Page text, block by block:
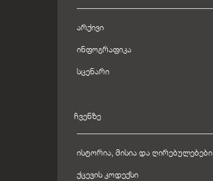
ᲐᲠᲥᲘᲕᲘ
ᲘᲜᲤᲝᲒᲠᲐᲤᲘᲙᲐ
ᲡᲪᲔᲜᲐᲠᲘ
ᲩᲕᲔᲜᲖᲔ
ᲘᲡᲢᲝᲠᲘᲐ, ᲛᲘᲡᲘᲐ ᲓᲐ ᲦᲘᲠᲔᲑᲣᲚᲔᲑᲔᲑᲘ
ᲥᲪᲔᲕᲘᲡ ᲙᲝᲓᲔᲥᲡᲘ